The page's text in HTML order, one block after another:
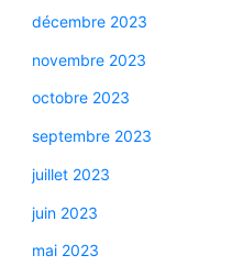
décembre 2023
novembre 2023
octobre 2023
septembre 2023
juillet 2023
juin 2023
mai 2023